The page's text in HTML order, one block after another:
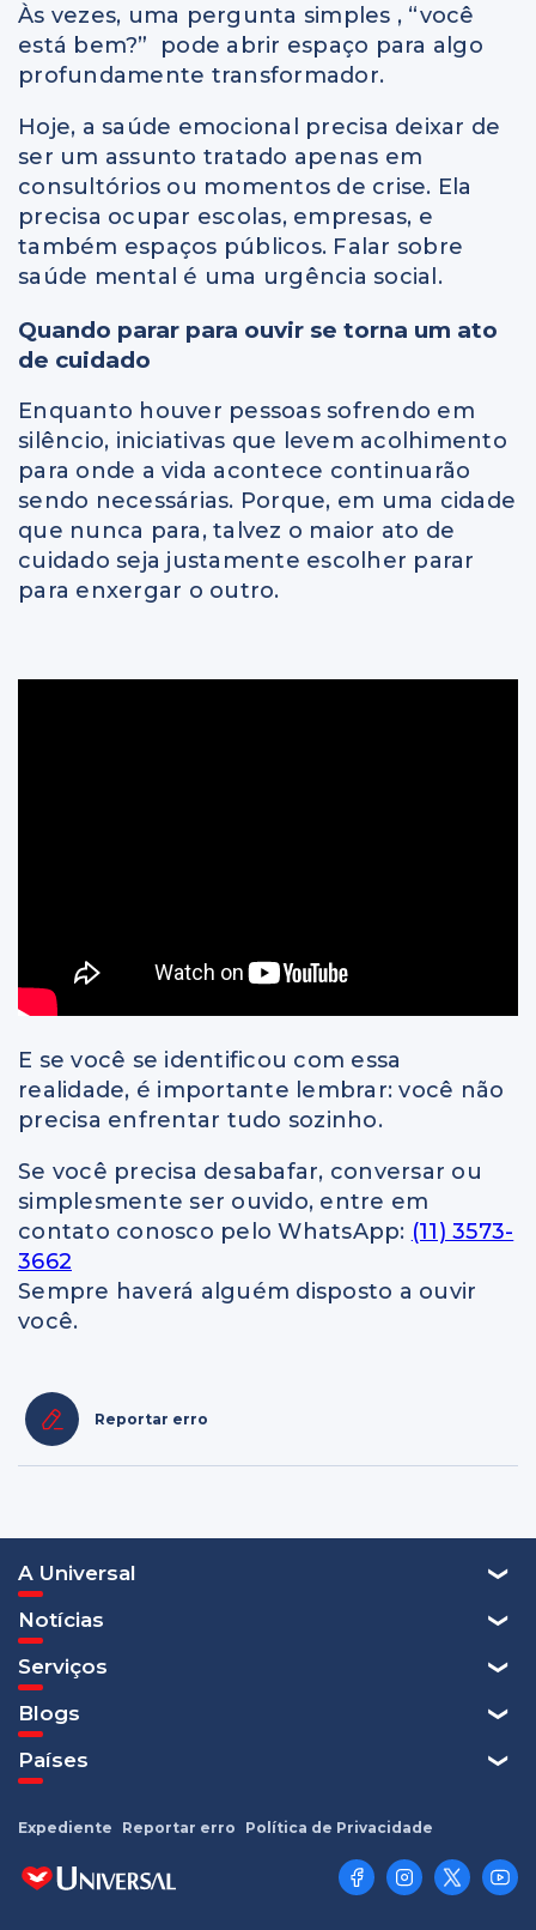
Às vezes, uma pergunta simples , “você
está bem?” pode abrir espaço para algo
profundamente transformador.
Hoje, a saúde emocional precisa deixar de
ser um assunto tratado apenas em
consultórios ou momentos de crise. Ela
precisa ocupar escolas, empresas, e
também espaços públicos. Falar sobre
saúde mental é uma urgência social.
Quando parar para ouvir se torna um ato
de cuidado
Enquanto houver pessoas sofrendo em
silêncio, iniciativas que levem acolhimento
para onde a vida acontece continuarão
sendo necessárias. Porque, em uma cidade
que nunca para, talvez o maior ato de
cuidado seja justamente escolher parar
para enxergar o outro.
E se você se identificou com essa
realidade, é importante lembrar: você não
precisa enfrentar tudo sozinho.
Se você precisa desabafar, conversar ou
simplesmente ser ouvido, entre em
contato conosco pelo WhatsApp: (11) 3573-
3662
Sempre haverá alguém disposto a ouvir
você.
Reportar erro
A Universal
Notícias
Serviços
Blogs
Países
Expediente Reportar erro Política de Privacidade